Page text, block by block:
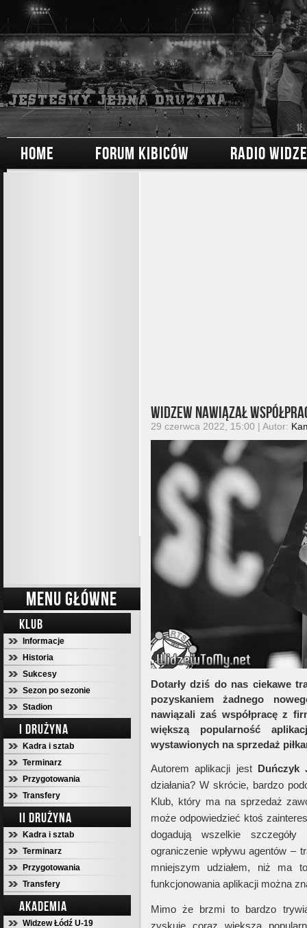
HOME FORUM KIBICÓW RADIO
MENU GŁÓWNE
KLUB
Informacje
Historia
Sukcesy
Sezon po sezonie
Stadion
I DRUŻYNA
Kadra i sztab
Terminarz
Przygotowania
Transfery
II DRUŻYNA
Kadra i sztab
Terminarz
Przygotowania
Transfery
AKADEMIA
Widzew Łódź U-19
Widzew nawiązał
29 czerwca 2022, 15:00 | Autor:
Dotarły dziś do nas ciekawe
pozyskaniem żadnego
nawiązali zaś współpracę z
większą popularność
wystawionych na sprzedaż
Autorem aplikacji jest Duńczyk
działania? W skrócie, bardzo
Klub, który ma na sprzedaż
może odpowiedzieć ktoś
dogadują wszelkie
ograniczenie wpływu agentów –
mniejszym udziałem, niż ma
funkcjonowania aplikacji można
Mimo że brzmi to bardzo
zyskuje coraz większą